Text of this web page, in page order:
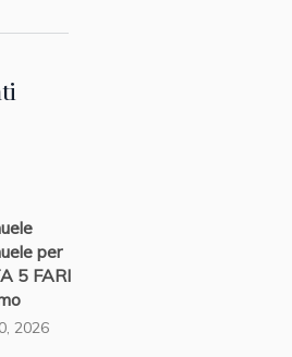
per
5 FARI
2026